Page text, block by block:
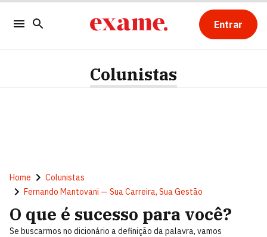
Entrar
Colunistas
Home
Colunistas
Fernando Mantovani — Sua Carreira, Sua Gestão
O que é sucesso para você?
Se buscarmos no dicionário a definição da palavra, vamos